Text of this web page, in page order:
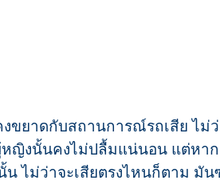
ขยาดกับสถานการณ์รถเสีย ไม่
หญิงนั้นคงไม่ปลื้มแน่นอน แต่หา
น ไม่ว่าจะเสียตรงไหนก็ตาม มัน